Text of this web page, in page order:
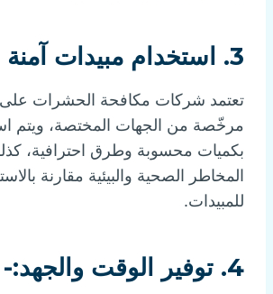
3. استخدام مبيدات آمنة ومعتمدة
تعتمد شركات مكافحة الحشرات على
مرخّصة من الجهات المختصة، ويتم
بكميات محسوبة وطرق احترافية،
المخاطر الصحية والبيئية مقارنة
للمبيدات.
4. توفير الوقت والجهد:-